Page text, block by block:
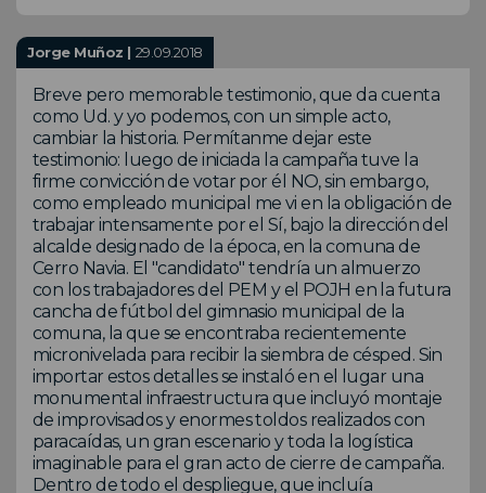
Jorge Muñoz | 29.09.2018
Breve pero memorable testimonio, que da cuenta
como Ud. y yo podemos, con un simple acto,
cambiar la historia. Permítanme dejar este
testimonio: luego de iniciada la campaña tuve la
firme convicción de votar por él NO, sin embargo,
como empleado municipal me vi en la obligación de
trabajar intensamente por el Sí, bajo la dirección del
alcalde designado de la época, en la comuna de
Cerro Navia. El "candidato" tendría un almuerzo
con los trabajadores del PEM y el POJH en la futura
cancha de fútbol del gimnasio municipal de la
comuna, la que se encontraba recientemente
micronivelada para recibir la siembra de césped. Sin
importar estos detalles se instaló en el lugar una
monumental infraestructura que incluyó montaje
de improvisados y enormes toldos realizados con
paracaídas, un gran escenario y toda la logística
imaginable para el gran acto de cierre de campaña.
Dentro de todo el despliegue, que incluía